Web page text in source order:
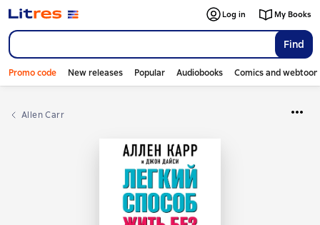
Find
Log in My Books
Promo code New releases Popular Audiobooks Comics and
Allen Carr